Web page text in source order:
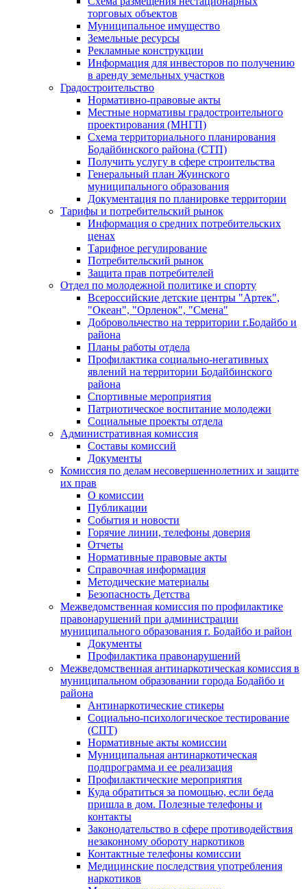
торговых объектов
Муниципальное имущество
Земельные ресурсы
Рекламные конструкции
Информация для инвесторов по получению
в аренду земельных участков
Градостроительство
Нормативно-правовые акты
Местные нормативы градостроительного
проектирования (МНГП)
Схема территориального планирования
Бодайбинского района (СТП)
Получить услугу в сфере строительства
Генеральный план Жуинского
муниципального образования
Документация по планировке территории
Тарифы и потребительский рынок
Информация о средних потребительских
ценах
Тарифное регулирование
Потребительский рынок
Защита прав потребителей
Отдел по молодежной политике и спорту
Всероссийские детские центры "Артек",
"Океан", "Орленок", "Смена"
Добровольчество на территории г.Бодайбо и
района
Планы работы отдела
Профилактика социально-негативных
явлений на территории Бодайбинского
района
Спортивные мероприятия
Патриотическое воспитание молодежи
Социальные проекты отдела
Административная комиссия
Составы комиссий
Документы
Комиссия по делам несовершеннолетних и защите
их прав
О комиссии
Публикации
События и новости
Горячие линии, телефоны доверия
Отчеты
Нормативные правовые акты
Справочная информация
Методические материалы
Безопасность Детства
Межведомственная комиссия по профилактике
правонарушений при администрации
муниципального образования г. Бодайбо и район
Документы
Профилактика правонарушений
Межведомственная антинаркотическая комиссия в
муниципальном образовании города Бодайбо и
района
Антинаркотические стикеры
Социально-психологическое тестирование
(СПТ)
Нормативные акты комиссии
Муниципальная антинаркотическая
подпрограмма и ее реализация
Профилактические мероприятия
Куда обратиться за помощью, если беда
пришла в дом. Полезные телефоны и
контакты
Законодательство в сфере противодействия
незаконному обороту наркотиков
Контактные телефоны комиссии
Медицинские последствия употребления
наркотиков